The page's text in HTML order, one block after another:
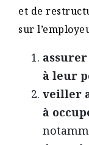
et de
sur
à leur
veiller
à